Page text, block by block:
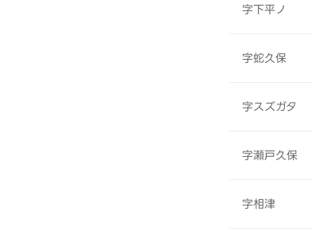
字下平ノ
字蛇久保
字スズガタ
字瀬戸久保
字相津